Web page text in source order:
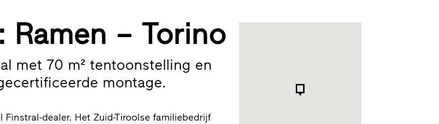
Ramen – Torino
met 70 m² tentoonstelling en
montage.
dealer. Het Zuid-Tiroolse familiebedrijf